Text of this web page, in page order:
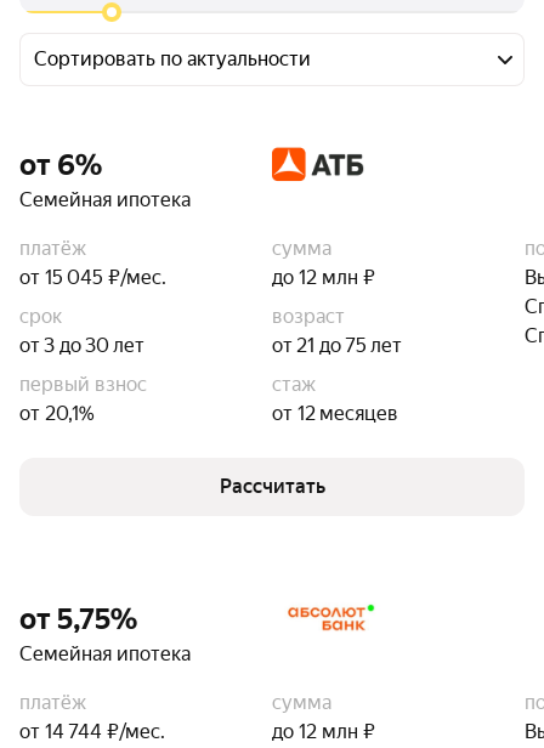
Сортировать по актуальности
от 6%
Семейная ипотека
платёж
от 15 045 ₽/мес.
сумма
до 12 млн ₽
срок
от 3 до 30 лет
возраст
от 21 до 75 лет
первый взнос
от 20,1%
стаж
от 12 месяцев
Рассчитать
от 5,75%
Семейная ипотека
платёж
от 14 744 ₽/мес.
сумма
до 12 млн ₽